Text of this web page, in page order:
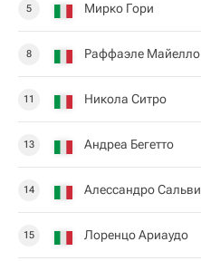
5 Мирко Гори
8 Раффаэле Майелло
11 Никола Ситро
13 Андреа Бегетто
14 Алессандро Сальви
15 Лоренцо Ариаудо